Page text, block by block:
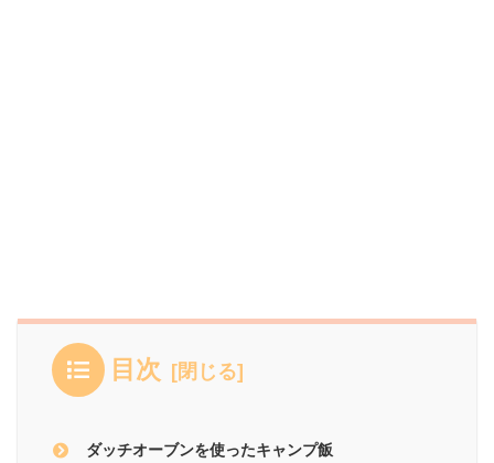
目次
ダッチオーブンを使ったキャンプ飯